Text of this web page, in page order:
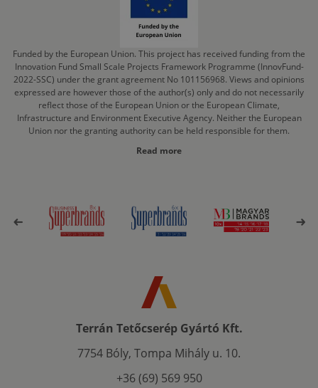
Funded by the European Union. This project has received funding from the
Innovation Fund Small Scale Projects Framework Programme (InnovFund-
2022-SSC) under the grant agreement No 101156968. Views and opinions
expressed are however those of the author(s) only and do not necessarily
reflect those of the European Union or the European Climate,
Infrastructure and Environment Executive Agency. Neither the European
Union nor the granting authority can be held responsible for them.
Read more
Terrán Tetőcserép Gyártó Kft.
7754 Bóly, Tompa Mihály u. 10.
+36 (69) 569 950